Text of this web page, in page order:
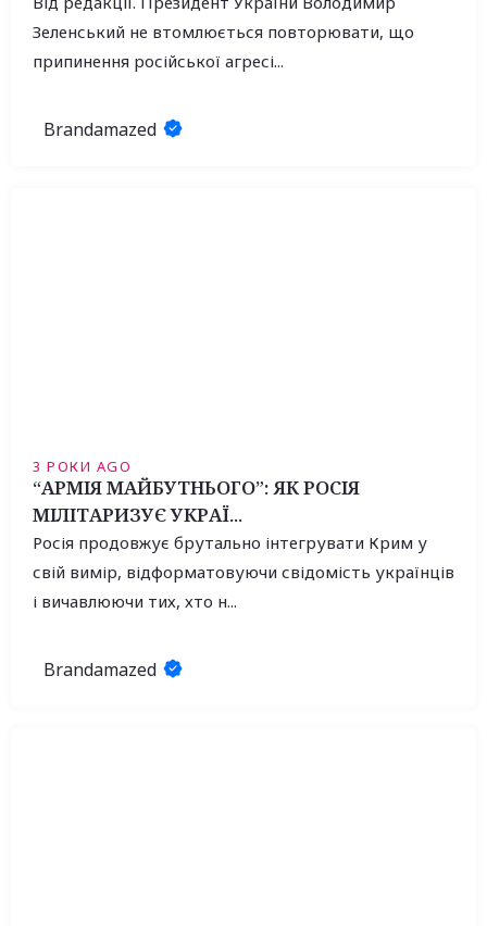
Зеленський не втомлюється повторювати, що
припинення російської агресі...
Brandamazed
3 РОКИ AGO
“АРМІЯ МАЙБУТНЬОГО”: ЯК РОСІЯ
МІЛІТАРИЗУЄ УКРАЇ...
Росія продовжує брутально інтегрувати Крим у
свій вимір, відформатовуючи свідомість українців
і вичавлюючи тих, хто н...
Brandamazed